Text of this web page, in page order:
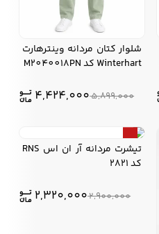
شلوار کتان مردانه وینترهارت
Winterhart کد M2040018PN
5,899,000
4,424,000
20%
تیشرت مردانه آر ان اس RNS
کد 2821
2,900,000
2,320,000